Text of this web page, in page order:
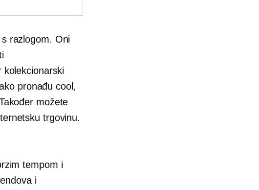
razlogom. Oni
pronađu cool,
možete
trgovinu.
tempom i
i